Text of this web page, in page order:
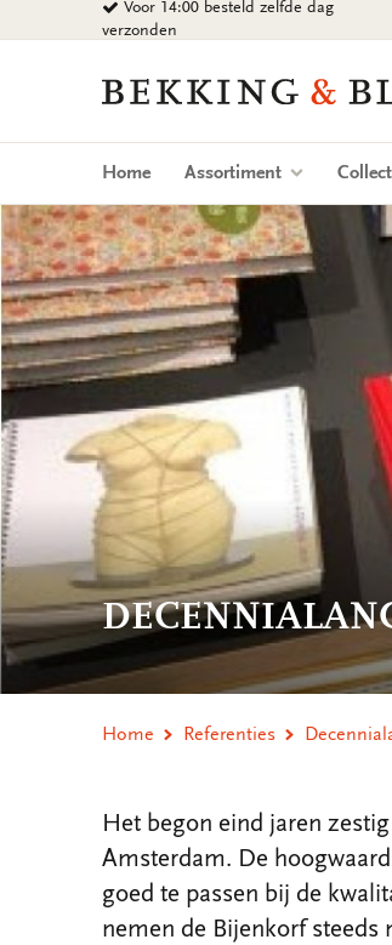
naar
Voor 14:00 besteld zelfde dag
verzonden
Bekking
Blitz
Uitgevers
Home Assortiment
Home Referenties
Het begon eind jaren
Amsterdam. De
goed te passen bij de
nemen de Bijenkorf steeds